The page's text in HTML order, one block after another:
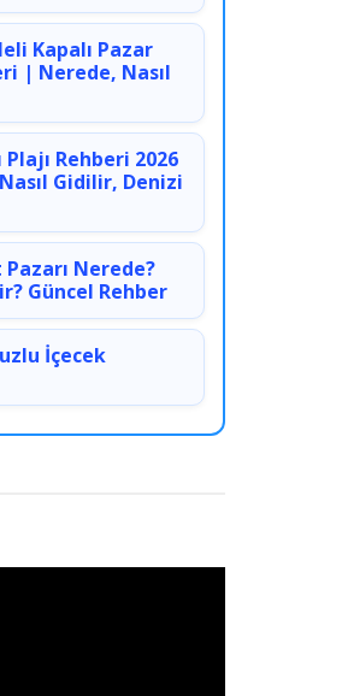
Kapalı Pazar
| Nerede, Nasıl
Plajı Rehberi 2026
Gidilir, Denizi
Nerede?
Güncel Rehber
İçecek